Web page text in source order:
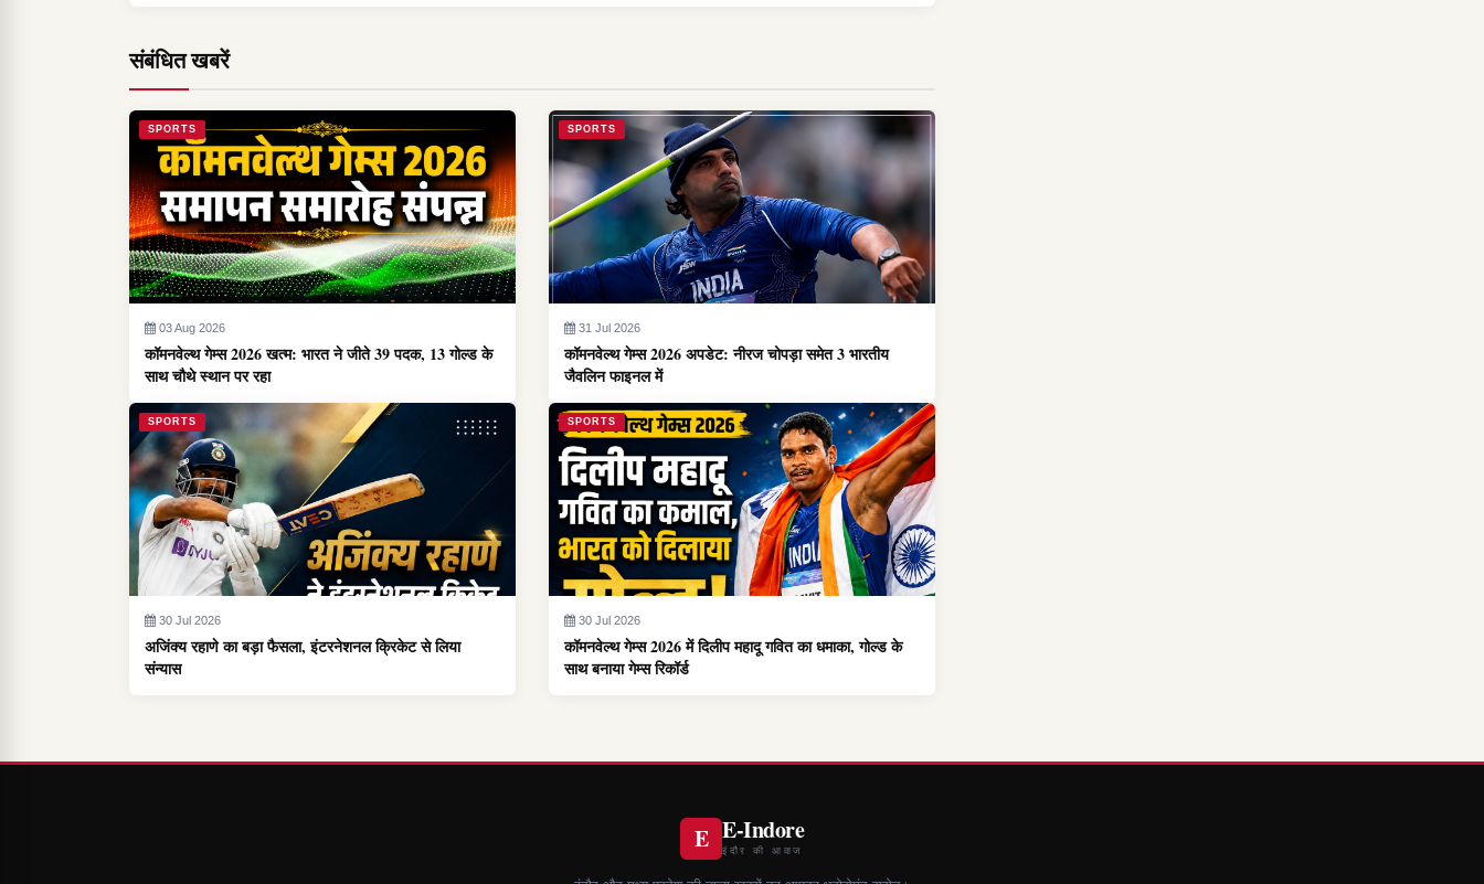
संबंधित खबरें
SPORTS
03 Aug 2026
कॉमनवेल्थ गेम्स 2026 खत्म: भारत ने जीते 39 पदक, 13 गोल्ड के
साथ चौथे स्थान पर रहा
SPORTS
31 Jul 2026
कॉमनवेल्थ गेम्स 2026 अपडेट: नीरज चोपड़ा समेत 3 भारतीय
जैवलिन फाइनल में
SPORTS
30 Jul 2026
अजिंक्य रहाणे का बड़ा फैसला, इंटरनेशनल क्रिकेट से लिया
संन्यास
SPORTS
30 Jul 2026
कॉमनवेल्थ गेम्स 2026 में दिलीप महादू गवित का धमाका, गोल्ड के
साथ बनाया गेम्स रिकॉर्ड
E E-Indore
इंदौर की आवाज